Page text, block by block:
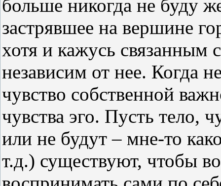
больше никогда не буду
застрявшее на вершине
хотя и кажусь связанным
независим от нее. Когда
чувство собственной
чувства эго. Пусть тело,
или не будут – мне-то
т.д.) существуют, чтобы